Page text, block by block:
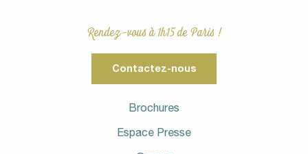
Rendez-vous à 1h15 de Paris !
Contactez-nous
Brochures
Espace Presse